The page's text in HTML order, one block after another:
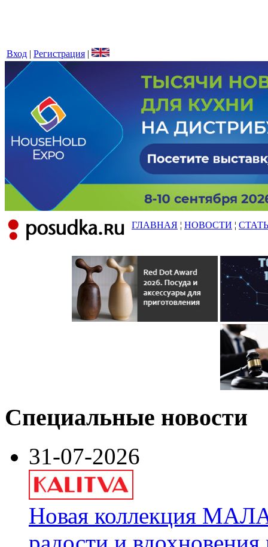
Вход | Регистрация |
ГЛАВНАЯ ¦ НОВОСТИ ¦
Специальные новости
31-07-2026
Новая коллекция